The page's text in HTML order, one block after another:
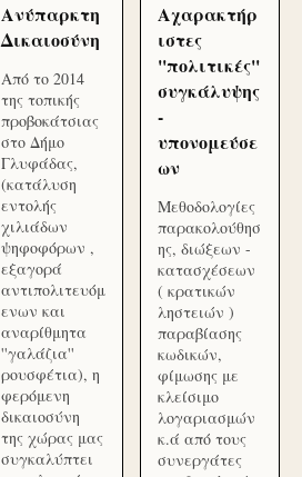
Ανύπαρκτη
Δικαιοσύνη
Από το 2014
της τοπικής
προβοκάτσιας
στο Δήμο
Γλυφάδας,
(κατάλυση
εντολής
χιλιάδων
ψηφοφόρων ,
εξαγορά
αντιπολιτευόμ
ενων και
αναρίθμητα
''γαλάζια''
ρουσφέτια), η
φερόμενη
δικαιοσύνη
της χώρας μας
συγκαλύπτει
Αχαρακτήρ
ιστες
''πολιτικές''
συγκάλυψης
-
υπονομεύσε
ων
Μεθοδολογίες
παρακολούθησ
ης, διώξεων -
κατασχέσεων
( κρατικών
ληστειών )
παραβίασης
κωδικών,
φίμωσης με
κλείσιμο
λογαριασμών
κ.ά από τους
συνεργάτες